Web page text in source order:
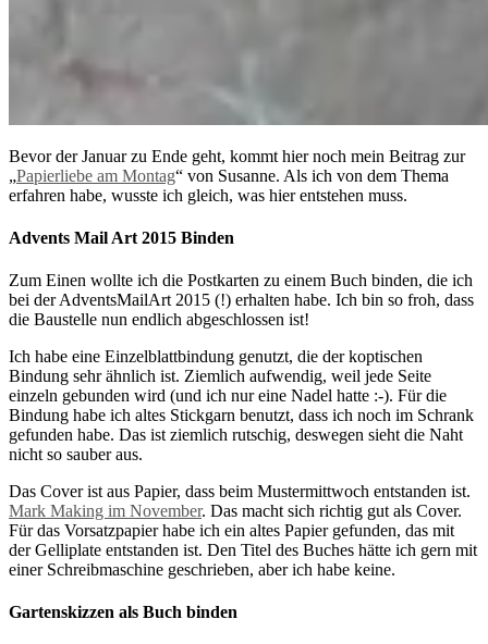
Bevor der Januar zu Ende geht, kommt hier noch mein Beitrag zur
„Papierliebe am Montag“ von Susanne. Als ich von dem Thema
erfahren habe, wusste ich gleich, was hier entstehen muss.
Advents Mail Art 2015 Binden
Zum Einen wollte ich die Postkarten zu einem Buch binden, die ich
bei der AdventsMailArt 2015 (!) erhalten habe. Ich bin so froh, dass
die Baustelle nun endlich abgeschlossen ist!
Ich habe eine Einzelblattbindung genutzt, die der koptischen
Bindung sehr ähnlich ist. Ziemlich aufwendig, weil jede Seite
einzeln gebunden wird (und ich nur eine Nadel hatte :-). Für die
Bindung habe ich altes Stickgarn benutzt, dass ich noch im Schrank
gefunden habe. Das ist ziemlich rutschig, deswegen sieht die Naht
nicht so sauber aus.
Das Cover ist aus Papier, dass beim Mustermittwoch entstanden ist.
Mark Making im November. Das macht sich richtig gut als Cover.
Für das Vorsatzpapier habe ich ein altes Papier gefunden, das mit
der Gelliplate entstanden ist. Den Titel des Buches hätte ich gern mit
einer Schreibmaschine geschrieben, aber ich habe keine.
Gartenskizzen als Buch binden